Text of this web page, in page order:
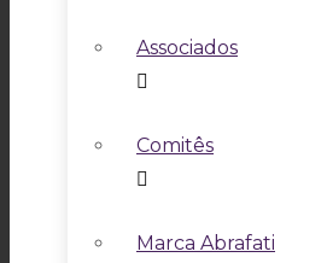
Associados
Comitês
Marca Abrafati